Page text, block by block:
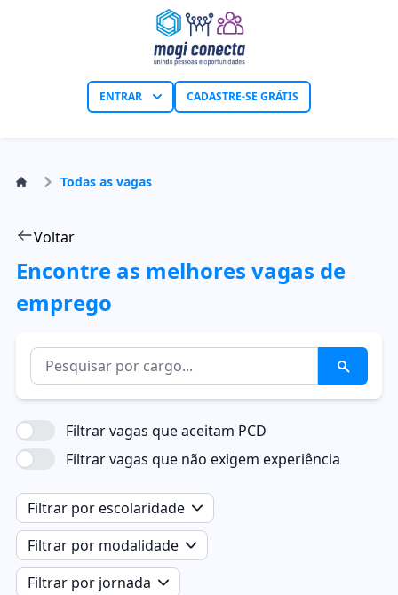
ENTRAR CADASTRE-SE GRÁTIS
Todas as vagas
Voltar
Encontre as melhores vagas de
emprego
Filtrar vagas que aceitam PCD
Filtrar vagas que não exigem experiência
Filtrar por escolaridade
Filtrar por modalidade
Filtrar por jornada